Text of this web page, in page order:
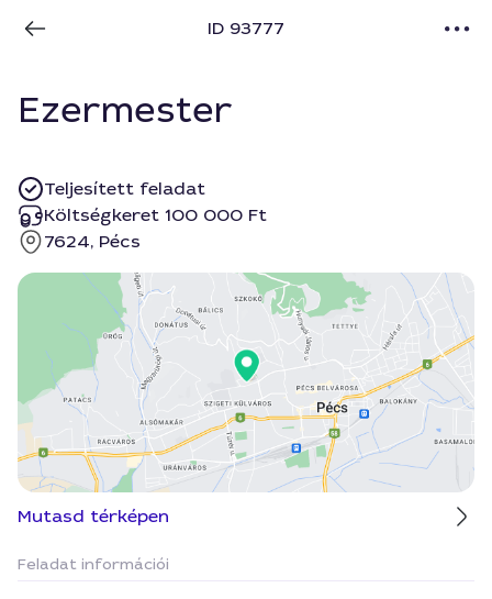
ID 93777
Ezermester
Teljesített feladat
Költségkeret 100 000 Ft
7624, Pécs
Mutasd térképen
Feladat információi